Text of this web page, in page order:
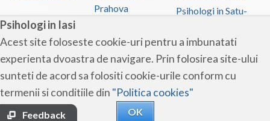
Psihologi in Iasi
Acest site foloseste cookie-uri pentru a imbunatati
experienta dvoastra de navigare. Prin folosirea site-ului
sunteti de acord sa folositi cookie-urile conform cu
termenii si conditiile din "Politica cookies"
OK
Feedback
Prahova
Psihologi in Satu-
Psihologi in Sibiu
Psihologi in
Suceava
Psihologi in
Teleorman
Psihologi in Timis
Psihologi in Tulcea Psihologi in Valcea
Psihologi in Vaslui
Psihologi in
Vrancea